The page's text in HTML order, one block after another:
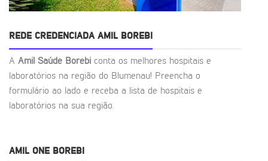
REDE CREDENCIADA AMIL BOREBI
A Amil Saúde Borebi conta os melhores hospitais e
laboratórios na região do Blumenau! Preencha o
formulário ao lado e receba a lista de hospitais e
laboratórios na sua região.
AMIL ONE BOREBI